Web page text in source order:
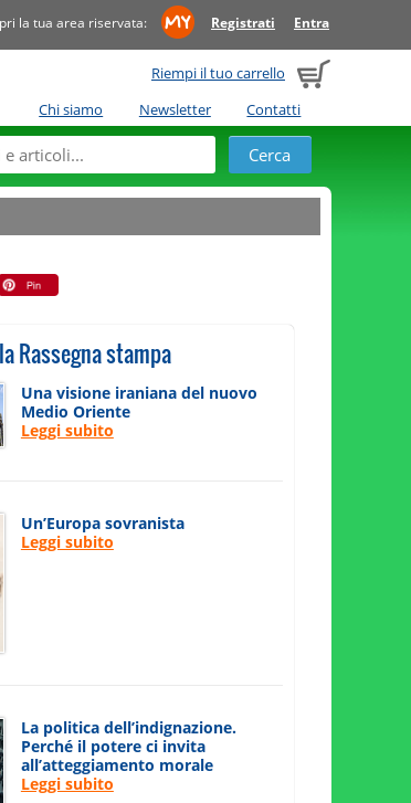
la tua area riservata: Registrati Entra
Riempi il tuo carrello
Chi siamo
Newsletter Contatti
Rassegna stampa
Una visione iraniana del nuovo
Medio Oriente
Leggi subito
Un’Europa sovranista
Leggi subito
La politica dell’indignazione.
Perché il potere ci invita
all’atteggiamento morale
Leggi subito